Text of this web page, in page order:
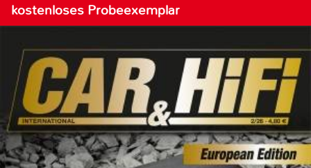
kostenloses Probeexemplar